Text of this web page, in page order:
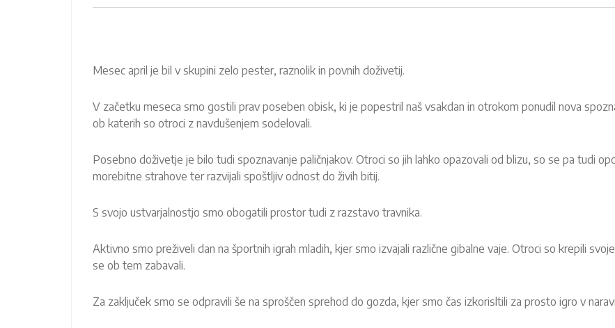
Mesec april je bil v skupini zelo pester, raznolik in povnih doživetij.
V začetku meseca smo gostili prav poseben obisk, ki je popestril naš vsakdan in otrokom ponudil nova
ob katerih so otroci z navdušenjem sodelovali.
Posebno doživetje je bilo tudi spoznavanje paličnjakov. Otroci so jih lahko opazovali od blizu, so se pa tudi
morebitne strahove ter razvijali spoštljiv odnost do živih bitij.
S svojo ustvarjalnostjo smo obogatili prostor tudi z razstavo travnika.
Aktivno smo preživeli dan na športnih igrah mladih, kjer smo izvajali različne gibalne vaje. Otroci so krepili
se ob tem zabavali.
Za zaključek smo se odpravili še na sproščen sprehod do gozda, kjer smo čas izkorisltili za prosto igro v